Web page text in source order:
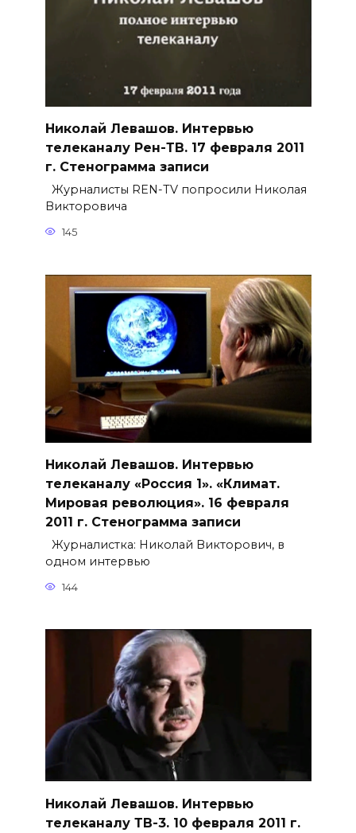
Николай Левашов. Интервью
телеканалу Рен-ТВ. 17 февраля 2011
г. Стенограмма записи
Журналисты REN-TV попросили Николая
Викторовича
145
Николай Левашов. Интервью
телеканалу «Россия 1». «Климат.
Мировая революция». 16 февраля
2011 г. Стенограмма записи
Журналистка: Николай Викторович, в
одном интервью
144
Николай Левашов. Интервью
телеканалу ТВ-3. 10 февраля 2011 г.